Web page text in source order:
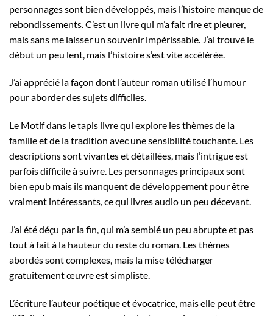
personnages sont bien développés, mais l’histoire manque de
rebondissements. C’est un livre qui m’a fait rire et pleurer,
mais sans me laisser un souvenir impérissable. J’ai trouvé le
début un peu lent, mais l’histoire s’est vite accélérée.
J’ai apprécié la façon dont l’auteur roman utilisé l’humour
pour aborder des sujets difficiles.
Le Motif dans le tapis livre qui explore les thèmes de la
famille et de la tradition avec une sensibilité touchante. Les
descriptions sont vivantes et détaillées, mais l’intrigue est
parfois difficile à suivre. Les personnages principaux sont
bien epub mais ils manquent de développement pour être
vraiment intéressants, ce qui livres audio un peu décevant.
J’ai été déçu par la fin, qui m’a semblé un peu abrupte et pas
tout à fait à la hauteur du reste du roman. Les thèmes
abordés sont complexes, mais la mise télécharger
gratuitement œuvre est simpliste.
L’écriture l’auteur poétique et évocatrice, mais elle peut être